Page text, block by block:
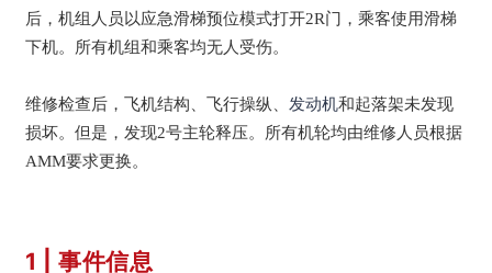
后，机组人员以应急滑梯预位模式打开2R门，乘客使用滑梯
下机。所有机组和乘客均无人受伤。
维修检查后，飞机结构、飞行操纵、 发动机和起落架未发现
损坏。但是，发现2号主轮释压。所有机轮均由维修人员根据
AMM要求更换。
1 | 事件信息